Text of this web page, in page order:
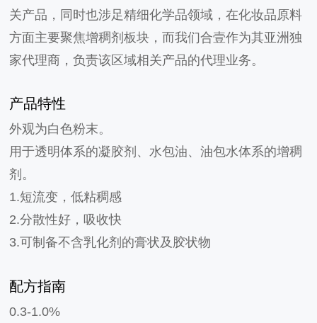
关产品，同时也涉足精细化学品领域，在化妆品原料
方面主要聚焦增稠剂板块，而我们合壹作为其亚洲独
家代理商，负责该区域相关产品的代理业务。
产品特性
外观为白色粉末。
用于透明体系的凝胶剂、水包油、油包水体系的增稠
剂。
1.短流变，低粘稠感
2.分散性好，吸收快
3.可制备不含乳化剂的膏状及胶状物
配方指南
0.3-1.0%